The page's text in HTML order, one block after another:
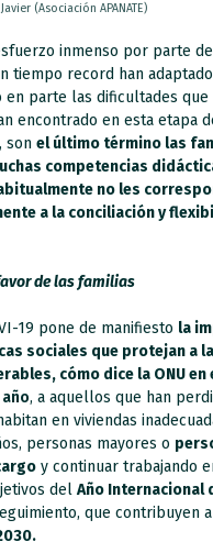
(Asociación APANATE)
inmenso por parte
tiempo record han
en parte las dificultades que
encontrado en esta etapa
sonel último término las
competencias
no les
a la conciliación y
de las familias
19 pone de manifiesto la
sociales que protejan a
cómo dice la ONU en
, a aquellos que han
en viviendas
personas mayores o
y continuar trabajando
delAño Internacional
que contribuyen